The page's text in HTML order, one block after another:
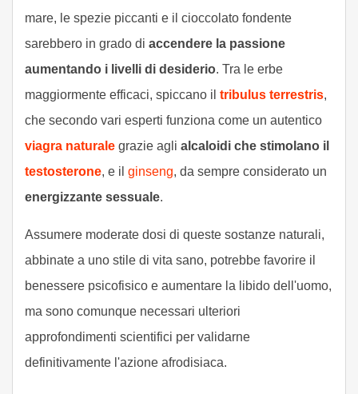
mare, le spezie piccanti e il cioccolato fondente
sarebbero in grado di accendere la passione
aumentando i livelli di desiderio. Tra le erbe
maggiormente efficaci, spiccano il tribulus terrestris,
che secondo vari esperti funziona come un autentico
viagra naturale grazie agli alcaloidi che stimolano il
testosterone, e il ginseng, da sempre considerato un
energizzante sessuale.
Assumere moderate dosi di queste sostanze naturali,
abbinate a uno stile di vita sano, potrebbe favorire il
benessere psicofisico e aumentare la libido dell'uomo,
ma sono comunque necessari ulteriori
approfondimenti scientifici per validarne
definitivamente l'azione afrodisiaca.